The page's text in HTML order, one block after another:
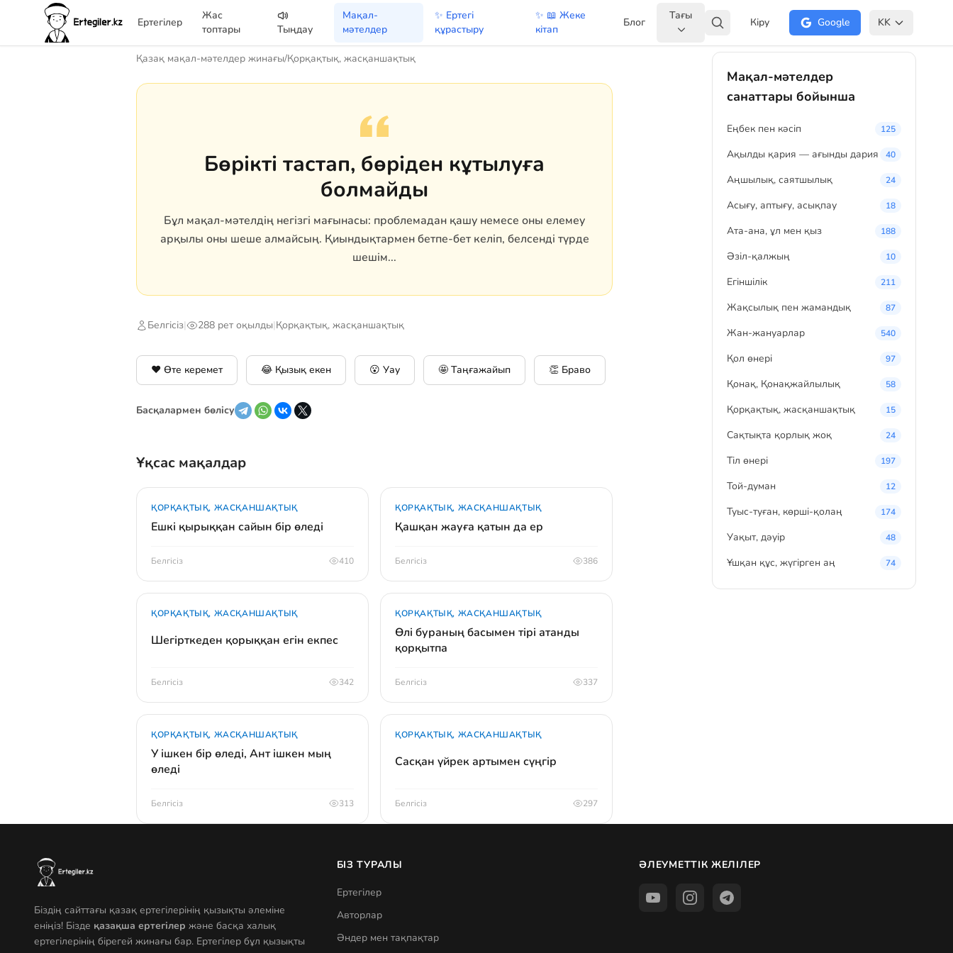
Ертегілер
Жас
топтары
Тыңдау
Мақал-
мәтелдер
✨ Ертегі
құрастыру
✨ 📖 Жеке
кітап
Блог
Тағы
Кіру Google KK
Қазақ мақал-мәтелдер жинағы/Қорқақтық, жасқаншақтық
Бөрікті тастап, бөріден кұтылуға
болмайды
Бұл мақал-мәтелдің негізгі мағынасы: проблемадан қашу немесе оны елемеу
арқылы оны шеше алмайсың. Қиындықтармен бетпе-бет келіп, белсенді түрде
шешім...
Белгісіз| 288 рет оқылды|Қорқақтық, жасқаншақтық
❤️ Өте керемет 😂 Қызық екен 😮 Уау 🤩 Таңғажайып 👏 Браво
Басқалармен бөлісу
Ұқсас мақалдар
ҚОРҚАҚТЫҚ, ЖАСҚАНШАҚТЫҚ
Ешкі қырыққан сайын бір өледі
Белгісіз 410
ҚОРҚАҚТЫҚ, ЖАСҚАНШАҚТЫҚ
Қашқан жауға қатын да ер
Белгісіз 386
ҚОРҚАҚТЫҚ, ЖАСҚАНШАҚТЫҚ
Шегірткеден қорыққан егін екпес
Белгісіз 342
ҚОРҚАҚТЫҚ, ЖАСҚАНШАҚТЫҚ
Өлі бураның басымен тірі атанды
қорқытпа
Белгісіз 337
ҚОРҚАҚТЫҚ, ЖАСҚАНШАҚТЫҚ
У ішкен бір өледі, Ант ішкен мың
өледі
Белгісіз 313
ҚОРҚАҚТЫҚ, ЖАСҚАНШАҚТЫҚ
Сасқан үйрек артымен сүңгір
Белгісіз 297
Мақал-мәтелдер
санаттары бойынша
Eңбек пен кәсіп 125
Ақылды қария — ағынды дария 40
Аңшылық, саятшылық 24
Асығу, аптығу, асықпау 18
Ата-ана, ұл мен қыз 188
Әзіл-қалжың 10
Егіншілік 211
Жақсылық пен жамандық 87
Жан-жануарлар 540
Қол өнері 97
Қонақ, Қонақжайлылық 58
Қорқақтық, жасқаншақтық 15
Сақтықта қорлық жоқ 24
Тіл өнері 197
Той-думан 12
Туыс-туған, көрші-қолаң 174
Уақыт, дәуір 48
Ұшқан құс, жүгірген аң 74
Біздің сайттағы қазақ ертегілерінің қызықты әлеміне
еніңіз! Бізде қазақша ертегілер және басқа халық
ертегілерінің бірегей жинағы бар. Ертегілер бұл қызықты
БІЗ ТУРАЛЫ
Ертегілер
Авторлар
Әндер мен тақпақтар
ӘЛЕУМЕТТІК ЖЕЛІЛЕР